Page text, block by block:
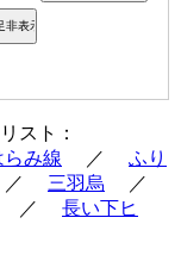
スト：
らみ線 ／
ふり
／ 三羽烏
／
／
長い下ヒ